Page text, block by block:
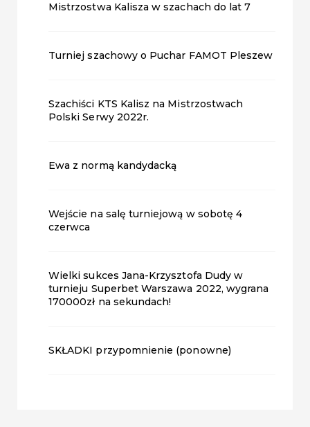
Mistrzostwa Kalisza w szachach do lat 7
Turniej szachowy o Puchar FAMOT Pleszew
Szachiści KTS Kalisz na Mistrzostwach
Polski Serwy 2022r.
Ewa z normą kandydacką
Wejście na salę turniejową w sobotę 4
czerwca
Wielki sukces Jana-Krzysztofa Dudy w
turnieju Superbet Warszawa 2022, wygrana
170000zł na sekundach!
SKŁADKI przypomnienie (ponowne)